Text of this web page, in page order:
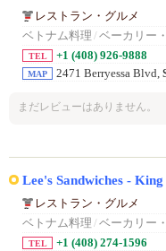
レストラン・グルメ
ベトナム料理 / ベーカリー
TEL +1 (408) 926-9888
MAP 2471 Berryessa Blvd,
まだレビューはありません。
Lee's Sandwiches -
レストラン・グルメ
ベトナム料理 / ベーカリー
TEL +1 (408) 274-1596